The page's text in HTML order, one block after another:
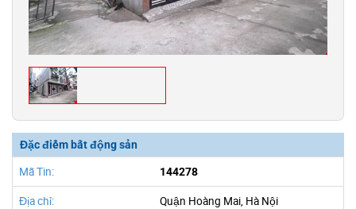
Đặc điểm bất động sản
Mã Tin: 144278
Địa chỉ: Quận Hoàng Mai, Hà Nội